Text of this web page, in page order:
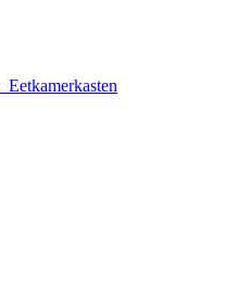
Eetkamerkasten